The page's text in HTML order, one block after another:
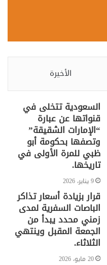
الأخيرة
السعودية تتخلى في
قنواتها عن عبارة
“الإمارات الشقيقة”
وتصفها بحكومة أبو
ظبي للمرة الأولى في
تاريخها.
9 يناير، 2026
قرار بزيادة أسعار تذاكر
الباصات السفرية لمدى
زمني محدد يبدأ من
الجمعة المقبل وينتهي
الثلاثاء.
20 مايو، 2026